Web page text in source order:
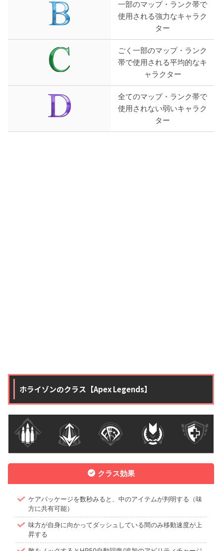
一部のマップ・ランク帯で
使用される強力なキャラク
ター
ごく一部のマップ・ランク
帯で使用される平均的なキ
ャラクター
全てのマップ・ランク帯で
使用されない弱いキャラク
ター
ホライゾンのクラス【Apex Legends】
クラス効果
ケアパッケージを数秒みると、中のアイテムが判明する（味
方に共有可能）
味方が自身に向かってダッシュしている間のみ移動速度が上
昇する